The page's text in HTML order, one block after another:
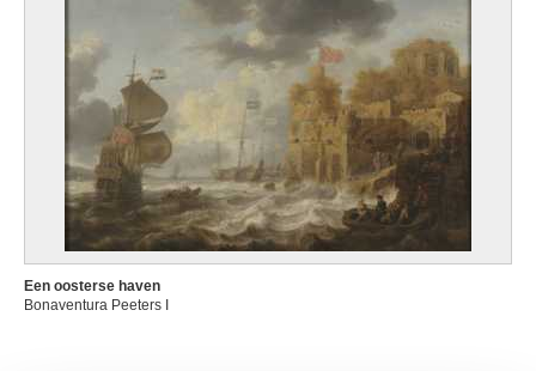
Een oosterse haven
Bonaventura Peeters I